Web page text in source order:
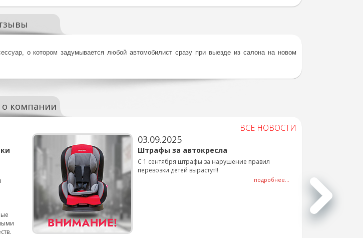
о котором задумывается любой автомобилист сразу при выезде из салона на новом
компании
ВСЕ НОВОСТИ
03.09.2025
Штрафы за автокресла
С 1 сентября штрафы за нарушение правил
перевозки детей вырастут!!
подробнее...